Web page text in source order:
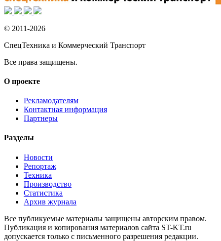
© 2011-2026
СпецТехника и Коммерческий Транспорт
Все права защищены.
О проекте
Рекламодателям
Контактная информация
Партнеры
Разделы
Новости
Репортаж
Техника
Производство
Статистика
Архив журнала
Все публикуемые материалы защищены авторским правом.
Публикация и копирования материалов сайта ST-KT.ru
допускается только с письменного разрешения редакции.